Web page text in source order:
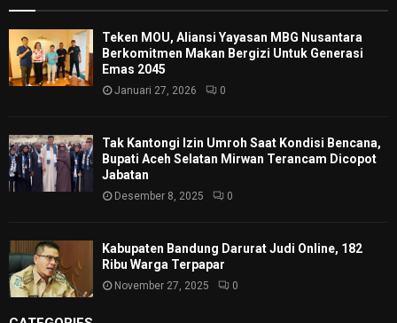
Teken MOU, Aliansi Yayasan MBG Nusantara
Berkomitmen Makan Bergizi Untuk Generasi
Emas 2045
Januari 27, 2026 0
Tak Kantongi Izin Umroh Saat Kondisi Bencana,
Bupati Aceh Selatan Mirwan Terancam Dicopot
Jabatan
Desember 8, 2025 0
Kabupaten Bandung Darurat Judi Online, 182
Ribu Warga Terpapar
November 27, 2025 0